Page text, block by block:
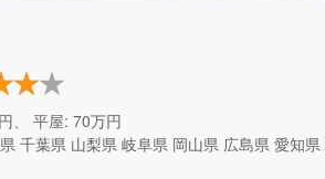
、 平屋: 70万円
千葉県 山梨県 岐阜県 岡山県 広島県 愛知県